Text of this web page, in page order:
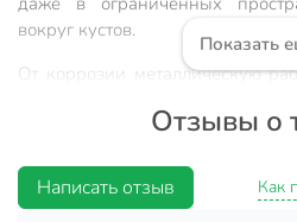
вокруг кустов.
От коррозии металлическую
Усиленная конструкция
подготовленный к работе,
мере необходимости. Диаметр
Показать
Отзывы о
Написать отзыв Как